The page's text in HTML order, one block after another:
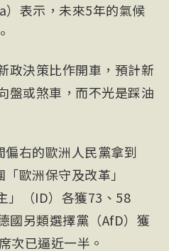
表示，未來5年的氣候
政決策比作開車，預計新
盤或煞車，而不光是踩油
右的歐洲人民黨拿到
歐洲保守及改革」
」（ID）各獲73、58
國另類選擇黨（AfD）獲
次已逼近一半。